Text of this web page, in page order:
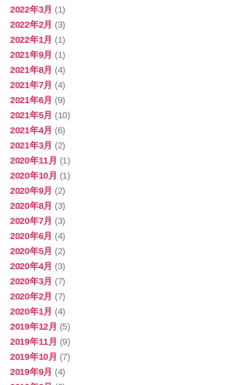
2022年3月 (1)
2022年2月 (3)
2022年1月 (1)
2021年9月 (1)
2021年8月 (4)
2021年7月 (4)
2021年6月 (9)
2021年5月 (10)
2021年4月 (6)
2021年3月 (2)
2020年11月 (1)
2020年10月 (1)
2020年9月 (2)
2020年8月 (3)
2020年7月 (3)
2020年6月 (4)
2020年5月 (2)
2020年4月 (3)
2020年3月 (7)
2020年2月 (7)
2020年1月 (4)
2019年12月 (5)
2019年11月 (9)
2019年10月 (7)
2019年9月 (4)